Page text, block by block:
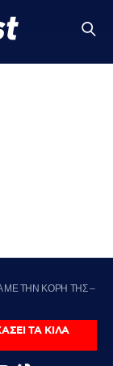
ΜΕ ΤΗΝ ΚΟΡΗ ΤΗΣ –
ΤΑ ΚΙΛΑ